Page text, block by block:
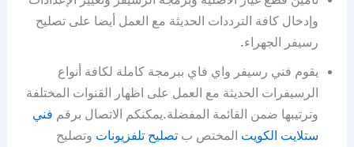
وإدخال كافة الترددات الحديثة مع العمل أيضا على تصليح
رسيفر الجهراء.
يقوم فني رسيفر واي فاي ببرمجة كاملة لكافة أنواع
الرسيفرات الحديثة مع العمل على اظهار القنوات المختلفة
وترتيبها ضمن القائمة المفضلة.يمكنكم الاتصال برقم فني
ستلايت الكويت المختص بتصليح تلفزيونات وتصليح